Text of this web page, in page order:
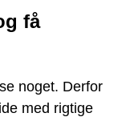
få
noget. Derfor
med rigtige